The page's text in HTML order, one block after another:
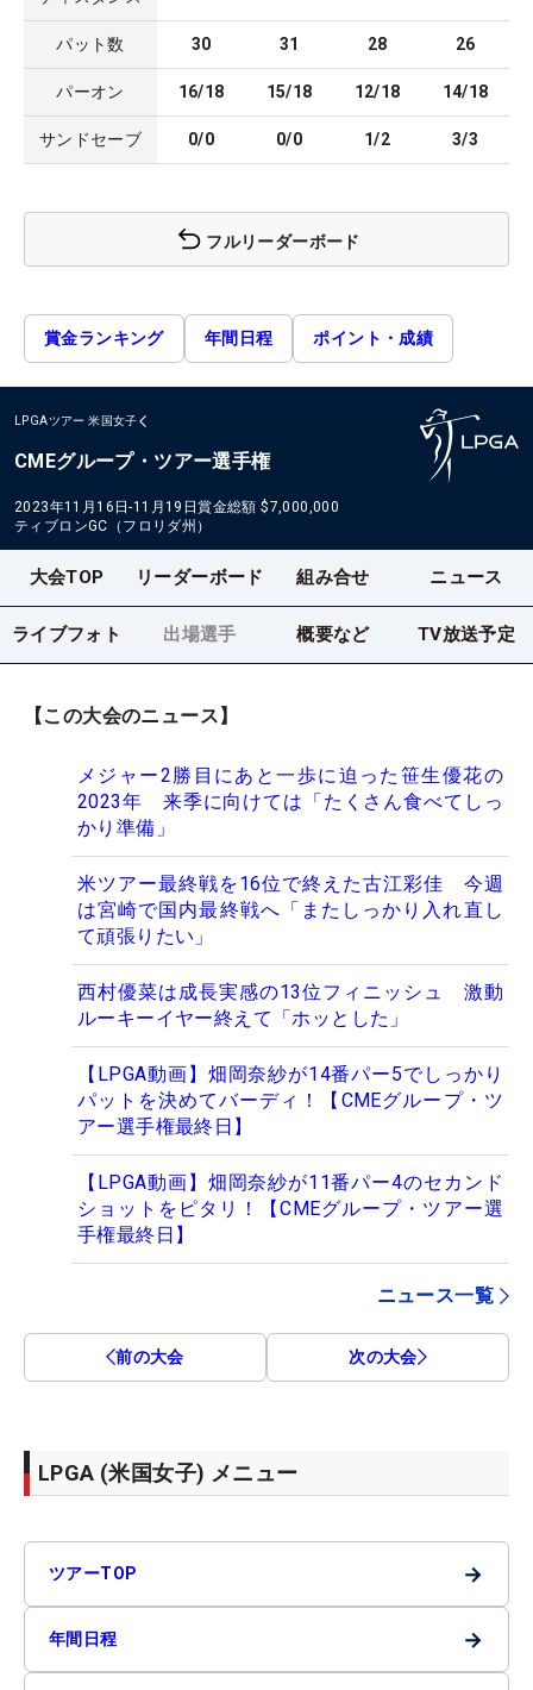
パット数 30 31 28 26
パーオン 16/18 15/18 12/18 14/18
サンドセーブ 0/0 0/0 1/2 3/3
フルリーダーボード
賞金ランキング 年間日程 ポイント・成績
LPGAツアー 米国女子
CMEグループ・ツアー選手権
2023年11月16日-11月19日賞金総額 $7,000,000
ティブロンGC（フロリダ州）
大会TOP リーダーボード 組み合せ ニュース
ライブフォト 出場選手 概要など TV放送予定
【この大会のニュース】
メジャー2勝目にあと一歩に迫った笹生優花の
2023年 来季に向けては「たくさん食べてしっ
かり準備」
米ツアー最終戦を16位で終えた古江彩佳 今週
は宮崎で国内最終戦へ「またしっかり入れ直し
て頑張りたい」
西村優菜は成長実感の13位フィニッシュ 激動
ルーキーイヤー終えて「ホッとした」
【LPGA動画】畑岡奈紗が14番パー5でしっかり
パットを決めてバーディ！【CMEグループ・ツ
アー選手権最終日】
【LPGA動画】畑岡奈紗が11番パー4のセカンド
ショットをピタリ！【CMEグループ・ツアー選
手権最終日】
ニュース一覧
前の大会 次の大会
LPGA (米国女子) メニュー
ツアーTOP →
年間日程 →